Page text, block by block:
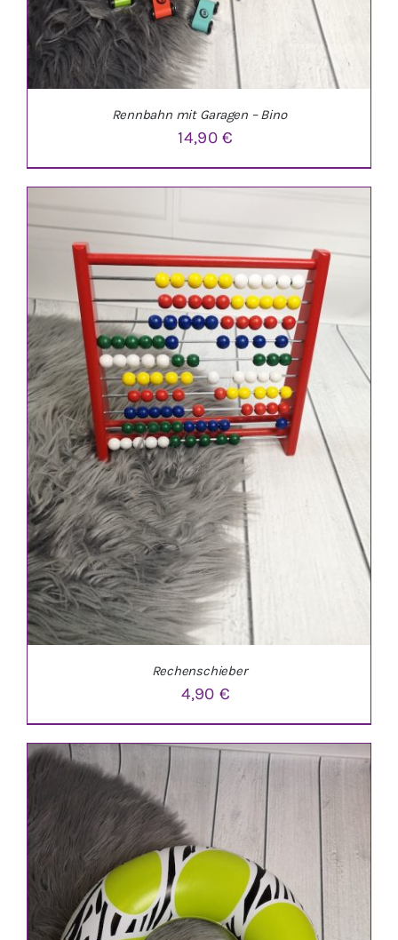
IN DEN WARENKORB / DETAILS
Rennbahn mit Garagen – Bino
14,90€
IN DEN WARENKORB DETAILS
Rechenschieber
4,90€